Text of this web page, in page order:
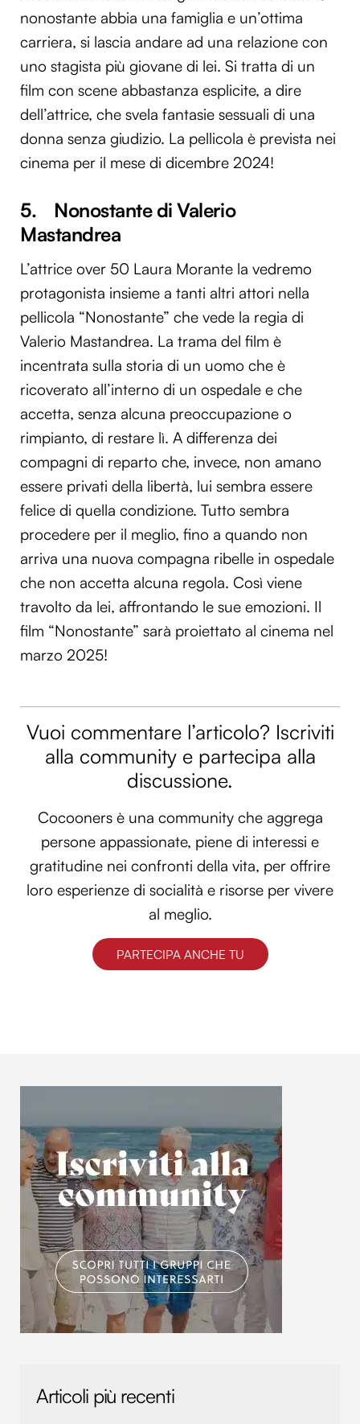
nonostante abbia una famiglia e un’ottima
carriera, si lascia andare ad una relazione con
uno stagista più giovane di lei. Si tratta di un
film con scene abbastanza esplicite, a dire
dell’attrice, che svela fantasie sessuali di una
donna senza giudizio. La pellicola è prevista nei
cinema per il mese di dicembre 2024!
5. Nonostante di Valerio
Mastandrea
L’attrice over 50 Laura Morante la vedremo
protagonista insieme a tanti altri attori nella
pellicola “Nonostante” che vede la regia di
Valerio Mastandrea. La trama del film è
incentrata sulla storia di un uomo che è
ricoverato all’interno di un ospedale e che
accetta, senza alcuna preoccupazione o
rimpianto, di restare lì. A differenza dei
compagni di reparto che, invece, non amano
essere privati della libertà, lui sembra essere
felice di quella condizione. Tutto sembra
procedere per il meglio, fino a quando non
arriva una nuova compagna ribelle in ospedale
che non accetta alcuna regola. Così viene
travolto da lei, affrontando le sue emozioni. Il
film “Nonostante” sarà proiettato al cinema nel
marzo 2025!
Vuoi commentare l’articolo? Iscriviti
alla community e partecipa alla
discussione.
Cocooners è una community che aggrega
persone appassionate, piene di interessi e
gratitudine nei confronti della vita, per offrire
loro esperienze di socialità e risorse per vivere
al meglio.
PARTECIPA ANCHE TU
Articoli più recenti